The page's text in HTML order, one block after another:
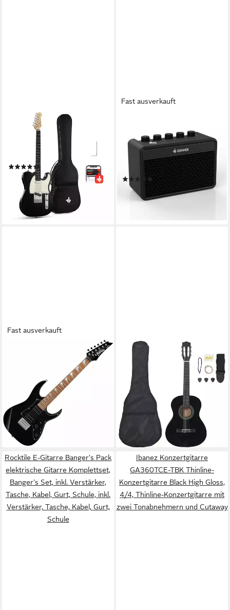
DONNER
E-Gitarre 39" Glossy Solid
Body SS Pickup With Bag
DTL-100, für Anfänger
(2)
79,99 € UVP
-60%
lieferbar - in 5-6 Werktagen bei dir
Fast ausverkauft
Gitarrenverstärker 5W
Wiederaufladbar Tragbarer
DA-10
37,99 € 52,79 €
-28%
Fast ausverkauft
E-Gitarre GRGM21-BKN Gio
RG miKro 3/4 Black Night, RG
miKro, Shortscale-Modell mit
verkürzter Mensur
ab 234,00 €
lieferbar - in 3-4 Werktagen bei dir
VIDAXL
Westerngitarre 8-tlg.
Klassikgitarren-Set für
Anfänger Schwarz 3/4 36"
63,99 €
lieferbar - in 5-6 Werktagen bei dir
Rocktile E-Gitarre Banger's Pack
elektrische Gitarre Komplettset,
Banger's Set, inkl. Verstärker,
Tasche, Kabel, Gurt, Schule, inkl.
Verstärker, Tasche, Kabel, Gurt,
Schule
Ibanez Konzertgitarre
GA360TCE-TBK Thinline-
Konzertgitarre Black High Gloss,
4/4, Thinline-Konzertgitarre mit
zwei Tonabnehmern und Cutaway